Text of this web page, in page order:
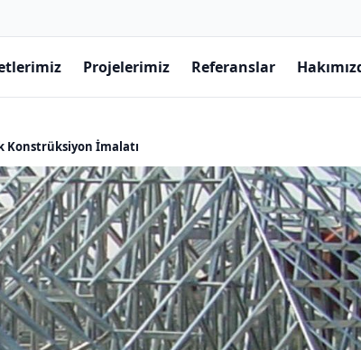
Projelerimiz Referanslar
Konstrüksiyon İmalatı